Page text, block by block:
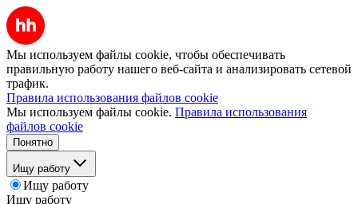
Мы используем файлы cookie, чтобы обеспечивать
правильную работу нашего веб-сайта и анализировать сетевой
трафик.
Правила использования файлов cookie
Мы используем файлы cookie. Правила использования
файлов cookie
Понятно
Ищу работу
Ищу работу
Ищу работу